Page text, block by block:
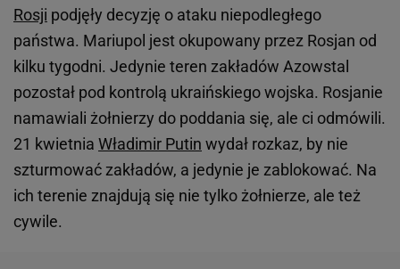
Rosji podjęły decyzję o ataku niepodległego
państwa. Mariupol jest okupowany przez Rosjan od
kilku tygodni. Jedynie teren zakładów Azowstal
pozostał pod kontrolą ukraińskiego wojska. Rosjanie
namawiali żołnierzy do poddania się, ale ci odmówili.
21 kwietnia Władimir Putin wydał rozkaz, by nie
szturmować zakładów, a jedynie je zablokować. Na
ich terenie znajdują się nie tylko żołnierze, ale też
cywile.